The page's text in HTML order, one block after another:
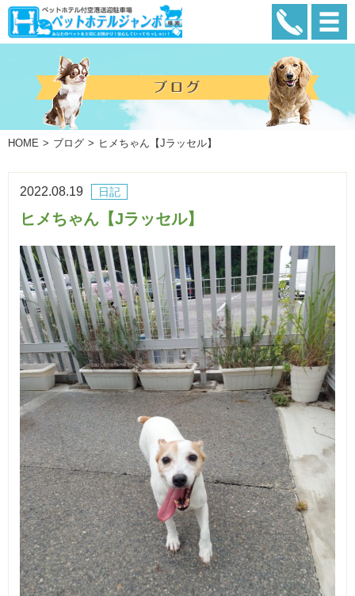
HOME ブログ ヒメちゃん【Jラッセル】
日記
2022.08.19
ヒメちゃん【Jラッセル】